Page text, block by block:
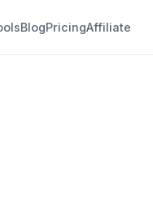
BlogPricingAffiliate